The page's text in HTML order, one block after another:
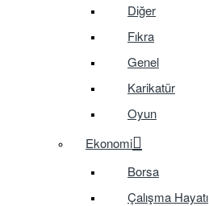
Diğer
Fıkra
Genel
Karikatür
Oyun
Ekonomi
Borsa
Çalışma Hayatı